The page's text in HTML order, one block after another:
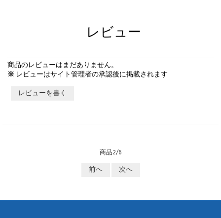
レビュー
商品のレビューはまだありません。
※ レビューはサイト管理者の承認後に掲載されます
レビューを書く
商品2/6
前へ 次へ